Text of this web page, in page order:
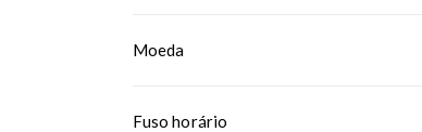
Moeda
Fuso horário